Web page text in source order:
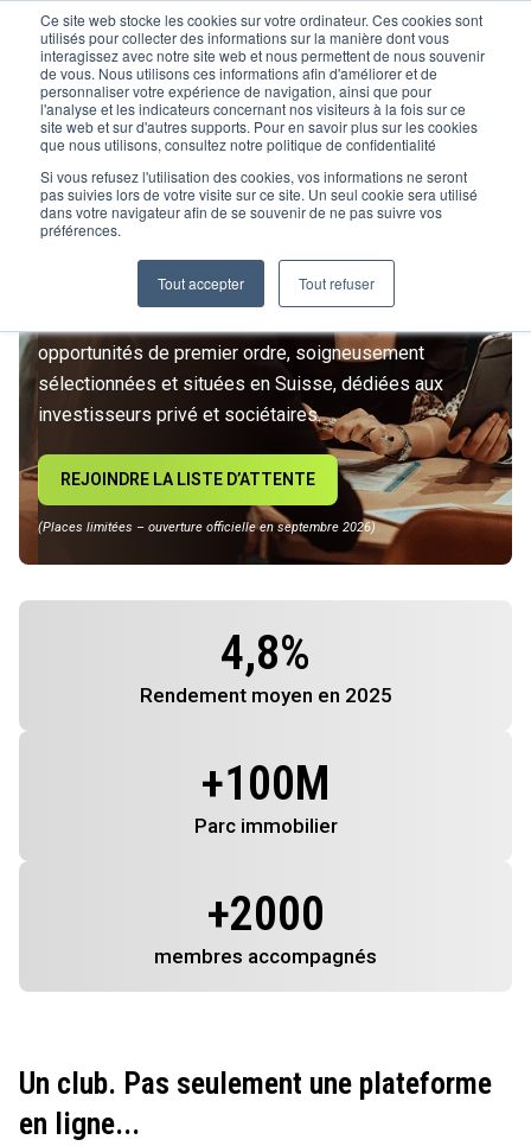
Ce site web stocke les cookies sur votre ordinateur. Ces cookies sont
utilisés pour collecter des informations sur la manière dont vous
interagissez avec notre site web et nous permettent de nous souvenir
de vous. Nous utilisons ces informations afin d'améliorer et de
personnaliser votre expérience de navigation, ainsi que pour
l'analyse et les indicateurs concernant nos visiteurs à la fois sur ce
site web et sur d'autres supports. Pour en savoir plus sur les cookies
que nous utilisons, consultez notre politique de confidentialité
Si vous refusez l'utilisation des cookies, vos informations ne seront
pas suivies lors de votre visite sur ce site. Un seul cookie sera utilisé
dans votre navigateur afin de se souvenir de ne pas suivre vos
préférences.
Tout accepter Tout refuser
L’IMMOBILIER
D’INVESTISSEMENT ENTRE
DANS UNE NOUVELLE ÈRE
Rejoignez le premier club privé d'investissement
opportunités de premier ordre, soigneusement
sélectionnées et situées en Suisse, dédiées aux
investisseurs privé et sociétaires.
REJOINDRE LA LISTE D’ATTENTE
(Places limitées – ouverture officielle en septembre 2026)
4,8%
Rendement moyen en 2025
+100M
Parc immobilier
+2000
membres accompagnés
Un club. Pas seulement une plateforme
en ligne...